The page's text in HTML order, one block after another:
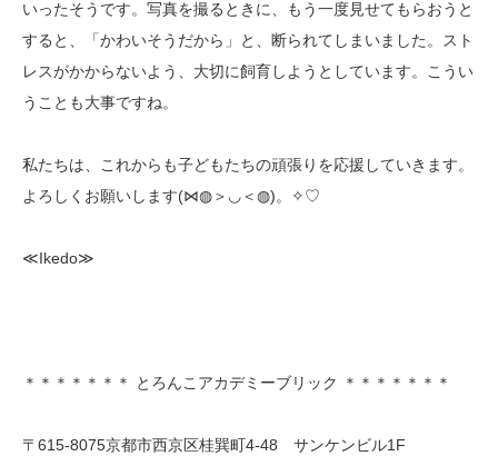
いったそうです。写真を撮るときに、もう一度見せてもらおうと
すると、「かわいそうだから」と、断られてしまいました。スト
レスがかからないよう、大切に飼育しようとしています。こうい
うことも大事ですね。
私たちは、これからも子どもたちの頑張りを応援していきます。
よろしくお願いします(⋈◍＞◡＜◍)。✧♡
≪Ikedo≫
＊＊＊＊＊＊＊ とろんこアカデミーブリック ＊＊＊＊＊＊＊
〒615-8075京都市西京区桂巽町4-48 サンケンビル1F